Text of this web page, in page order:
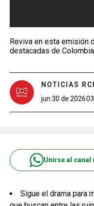
Reviva en esta emisión
destacadas de
NOTICIAS
jun 30 de 2026
Unirse al canal
Sigue el drama para